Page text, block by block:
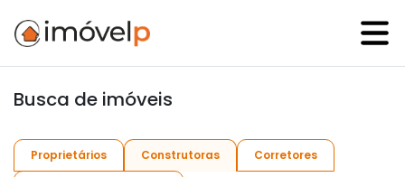
Busca de imóveis
Proprietários Construtoras Corretores